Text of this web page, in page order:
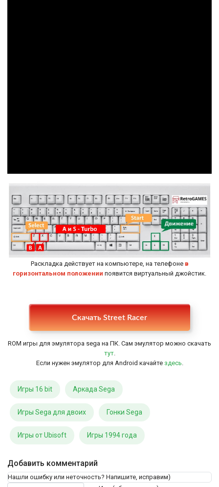
Раскладка действует на компьютере, на телефоне в
горизонтальном положении появится виртуальный джойстик.
Скачать Street Racer
ROM игры для эмулятора sega на ПК. Сам эмулятор можно скачать
тут.
Если нужен эмулятор для Android качайте здесь.
Игры 16 bit Аркада Sega
Игры Sega для двоих Гонки Sega
Игры от Ubisoft Игры 1994 года
Добавить комментарий
Нашли ошибку или неточность? Напишите, исправим)